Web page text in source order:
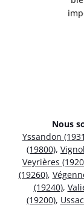
Nous
Yssandon
(19800),
Veyrières
(19260),
(19240),
(19200),